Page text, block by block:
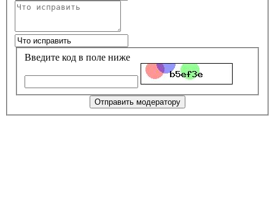
Введите код в поле ниже
Отправить модератору